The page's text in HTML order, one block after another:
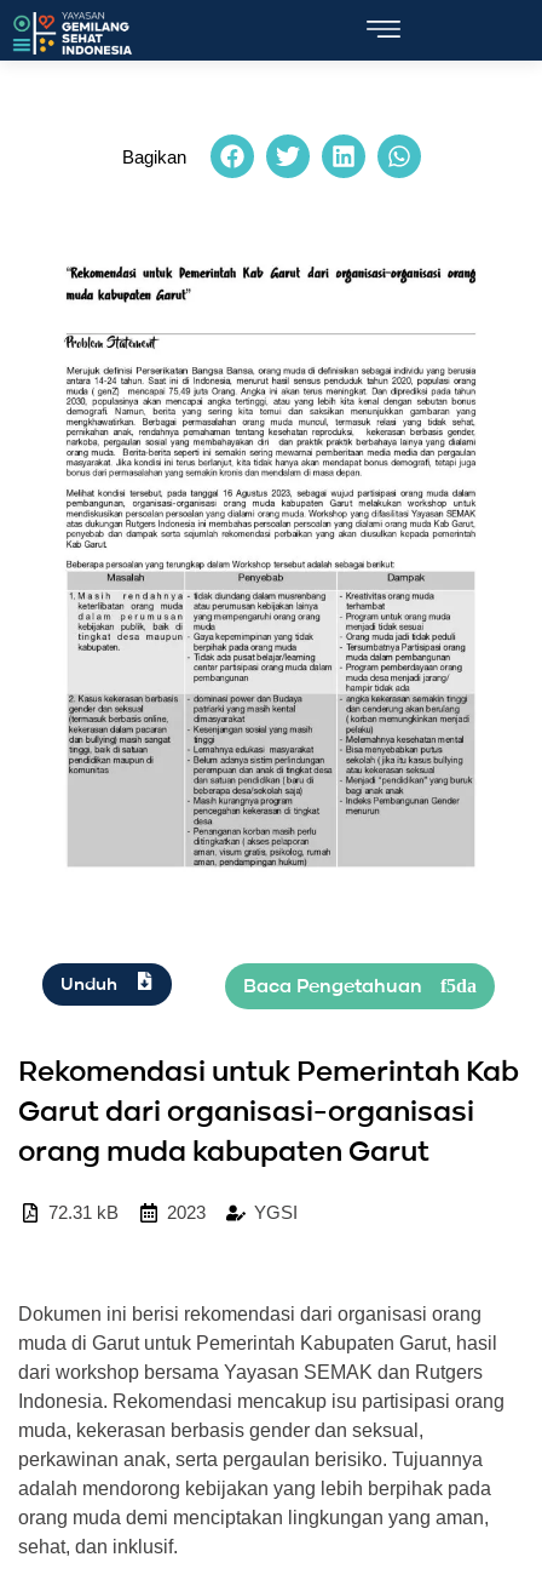
Bagikan
Unduh
Rekomendasi untuk Pemerintah Kab
Garut dari organisasi-organisasi
orang muda kabupaten Garut
72.31 kB 2023 YGSI
Dokumen ini berisi rekomendasi dari organisasi orang
muda di Garut untuk Pemerintah Kabupaten Garut, hasil
dari workshop bersama Yayasan SEMAK dan Rutgers
Indonesia. Rekomendasi mencakup isu partisipasi orang
muda, kekerasan berbasis gender dan seksual,
perkawinan anak, serta pergaulan berisiko. Tujuannya
adalah mendorong kebijakan yang lebih berpihak pada
orang muda demi menciptakan lingkungan yang aman,
sehat, dan inklusif.